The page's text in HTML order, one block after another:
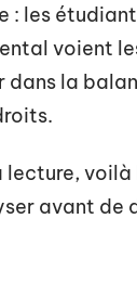
: les
voient
dans la
voilà
avant de